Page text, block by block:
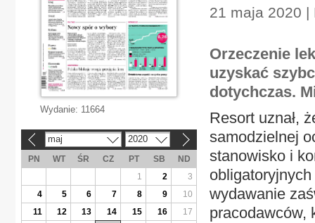
21 maja 2020 |
Orzeczenie
uzyskać
dotychczas.
Resort uznał,
samodzielnej
stanowisko i
wydawanie
pracodawców,
Wydanie: 11664
maj 2020
PN WT ŚR CZ PT SB
ND
1
2
3
4
5 6 7 8 9
10
11
12 13 14 15 16
17